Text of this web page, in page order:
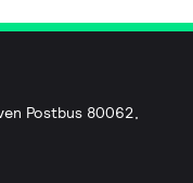
Postbus 80062,